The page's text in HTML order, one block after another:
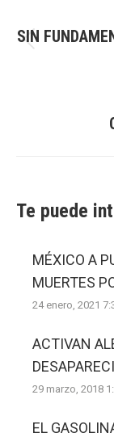
SIN
Te puede
MÉXICO A
MUERTES
24 enero, 2021
ACTIVAN
29 marzo, 2018
EL